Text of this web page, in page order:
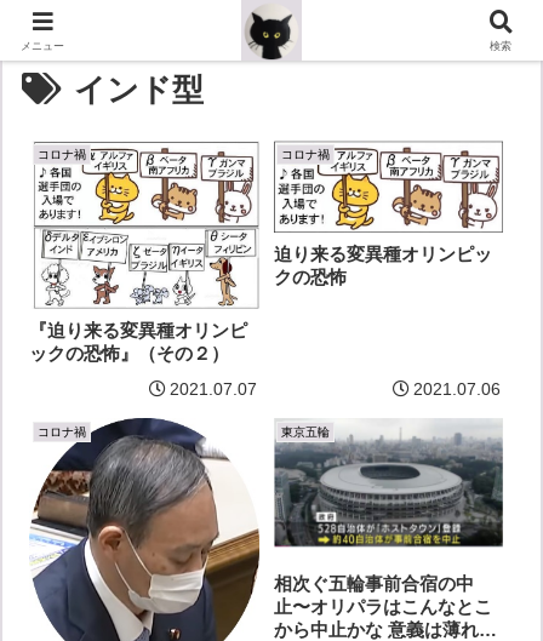
インド型
コロナ禍
『迫り来る変異種オリンピ
ックの恐怖』（その２）
2021.07.07
コロナ禍
迫り来る変異種オリンピッ
クの恐怖
2021.07.06
コロナ禍 東京五輪
相次ぐ五輪事前合宿の中
止〜オリパラはこんなとこ
から中止かな 意義は薄れて
メニュー 検索